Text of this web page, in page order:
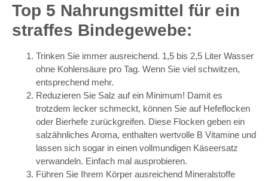
Top 5 Nahrungsmittel für ein
straffes Bindegewebe:
Trinken Sie immer ausreichend. 1,5 bis 2,5 Liter Wasser
ohne Kohlensäure pro Tag. Wenn Sie viel schwitzen,
entsprechend mehr.
Reduzieren Sie Salz auf ein Minimum! Damit es
trotzdem lecker schmeckt, können Sie auf Hefeflocken
oder Bierhefe zurückgreifen. Diese Flocken geben ein
salzähnliches Aroma, enthalten wertvolle B Vitamine und
lassen sich sogar in einen vollmundigen Käseersatz
verwandeln. Einfach mal ausprobieren.
Führen Sie Ihrem Körper ausreichend Mineralstoffe